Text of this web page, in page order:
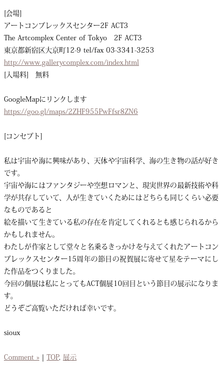
[会場]
アートコンプレックスセンター2F ACT3
The Artcomplex Center of Tokyo 2F ACT3
東京都新宿区大京町12-9 tel/fax 03-3341-3253
http://www.gallerycomplex.com/index.html
[入場料] 無料
GoogleMapにリンクします
https://goo.gl/maps/2ZHF955PwFfsr8ZN6
[コンセプト]
私は宇宙や海に興味があり、天体や宇宙科学、海の生き物の話が好き
です。
宇宙や海にはファンタジーや空想ロマンと、現実世界の最新技術や科
学が共存していて、人が生きていくためにはどちらも同じくらい必要
なものであると
絵を描いて生きている私の存在を肯定してくれるとも感じられるから
かもしれません。
わたしが作家として堂々と名乗るきっかけを与えてくれたアートコン
プレックスセンター15周年の節目の祝賀展に寄せて星をテーマにし
た作品をつくりました。
今回の個展は私にとってもACT個展10回目という節目の展示になりま
す。
どうぞご高覧いただければ幸いです。
sioux
Comment » | TOP, 展示